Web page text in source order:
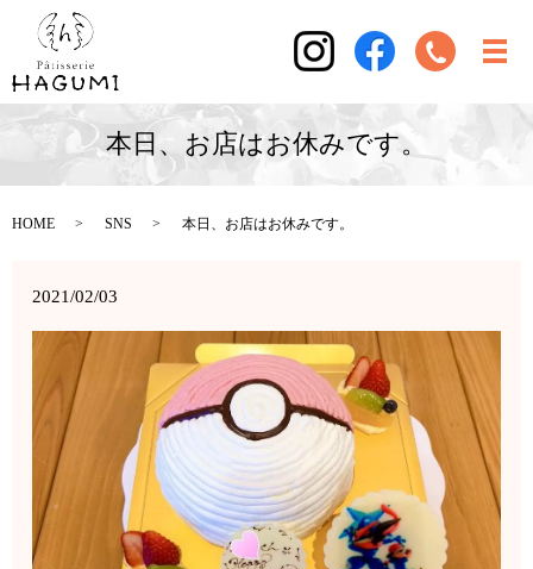
本日、お店はお休みです。
HOME SNS 本日、お店はお休みです。
2021/02/03